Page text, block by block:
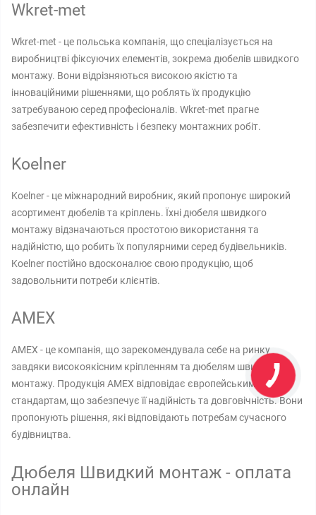
Wkret-met
Wkret-met - це польська компанія, що спеціалізується на
виробництві фіксуючих елементів, зокрема дюбелів швидкого
монтажу. Вони відрізняються високою якістю та
інноваційними рішеннями, що роблять їх продукцію
затребуваною серед професіоналів. Wkret-met прагне
забезпечити ефективність і безпеку монтажних робіт.
Koelner
Koelner - це міжнародний виробник, який пропонує широкий
асортимент дюбелів та кріплень. Їхні дюбеля швидкого
монтажу відзначаються простотою використання та
надійністю, що робить їх популярними серед будівельників.
Koelner постійно вдосконалює свою продукцію, щоб
задовольнити потреби клієнтів.
AMEX
AMEX - це компанія, що зарекомендувала себе на ринку
завдяки високоякісним кріпленням та дюбелям швидкого
монтажу. Продукція AMEX відповідає європейським
стандартам, що забезпечує її надійність та довговічність. Вони
пропонують рішення, які відповідають потребам сучасного
будівництва.
Дюбеля Швидкий монтаж - оплата
онлайн